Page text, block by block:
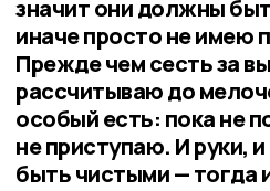
значит они должны
иначе просто не имею
Прежде чем сесть за
рассчитываю до
особый есть: пока не
не приступаю. И руки,
быть чистыми — тогда